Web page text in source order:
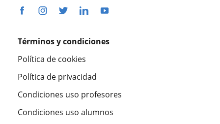
Términos y condiciones
Política de cookies
Política de privacidad
Condiciones uso profesores
Condiciones uso alumnos